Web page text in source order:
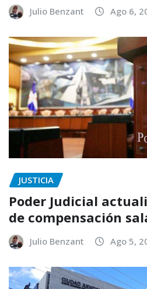
Julio Benzant Ago 6,
JUSTICIA
Poder Judicial
de compensación
Julio Benzant Ago 5,